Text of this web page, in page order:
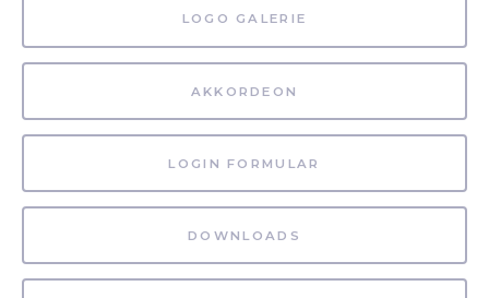
LOGO GALERIE
AKKORDEON
LOGIN FORMULAR
DOWNLOADS